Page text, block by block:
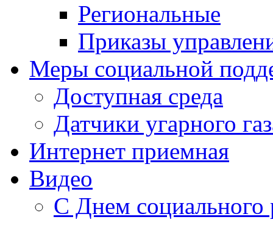
Региональные
Приказы
Меры социальной
Доступная среда
Датчики угарного
Интернет приемная
Видео
С Днем социального